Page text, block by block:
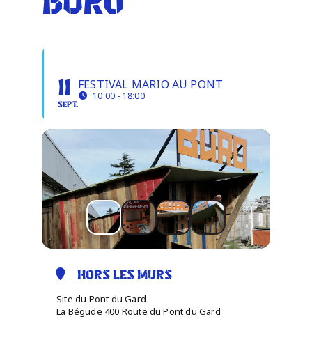
11
SEPT.
FESTIVAL MARIO AU PONT
10:00 - 18:00
HORS LES MURS
Site du Pont du Gard
La Bégude 400 Route du Pont du Gard